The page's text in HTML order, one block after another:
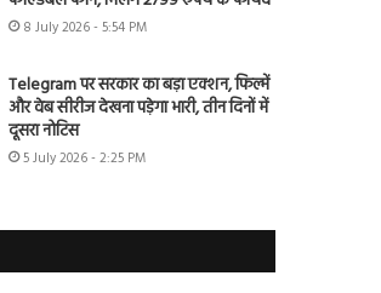
8 July 2026 - 5:54 PM
Telegram पर सरकार का बड़ा एक्शन, फिल्में
और वेब सीरीज देखना पड़ेगा भारी, तीन दिनों में
दूसरा नोटिस
5 July 2026 - 2:25 PM